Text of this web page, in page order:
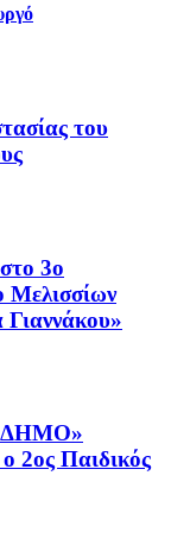
του
3ο
Μελισσίων
ΔΗΜΟ»
2ος Παιδικός